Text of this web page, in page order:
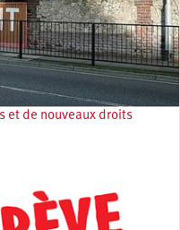
et de nouveaux droits